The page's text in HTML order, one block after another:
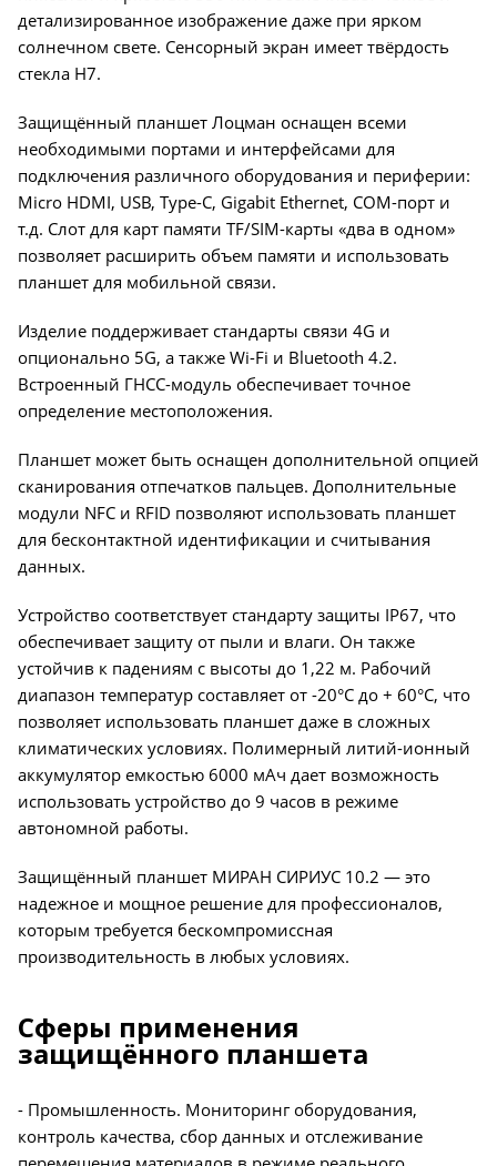
детализированное изображение даже при ярком
солнечном свете. Сенсорный экран имеет твёрдость
стекла H7.
Защищённый планшет Лоцман оснащен всеми
необходимыми портами и интерфейсами для
подключения различного оборудования и периферии:
Micro HDMI, USB, Type-C, Gigabit Ethernet, COM-порт и
т.д. Слот для карт памяти TF/SIM-карты «два в одном»
позволяет расширить объем памяти и использовать
планшет для мобильной связи.
Изделие поддерживает стандарты связи 4G и
опционально 5G, а также Wi-Fi и Bluetooth 4.2.
Встроенный ГНСС-модуль обеспечивает точное
определение местоположения.
Планшет может быть оснащен дополнительной опцией
сканирования отпечатков пальцев. Дополнительные
модули NFC и RFID позволяют использовать планшет
для бесконтактной идентификации и считывания
данных.
Устройство соответствует стандарту защиты IP67, что
обеспечивает защиту от пыли и влаги. Он также
устойчив к падениям с высоты до 1,22 м. Рабочий
диапазон температур составляет от -20°C до + 60°C, что
позволяет использовать планшет даже в сложных
климатических условиях. Полимерный литий-ионный
аккумулятор емкостью 6000 мАч дает возможность
использовать устройство до 9 часов в режиме
автономной работы.
Защищённый планшет МИРАН СИРИУС 10.2 — это
надежное и мощное решение для профессионалов,
которым требуется бескомпромиссная
производительность в любых условиях.
Сферы применения
защищённого планшета
- Промышленность. Мониторинг оборудования,
контроль качества, сбор данных и отслеживание